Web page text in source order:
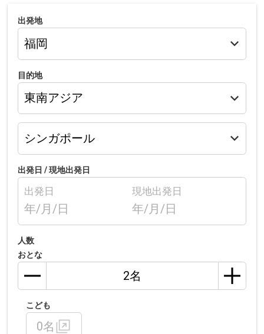
出発地
目的地
出発日 /現地出発日
出発日
年/月/日
現地出発日
年/月/日
人数
おとな
こども
0名